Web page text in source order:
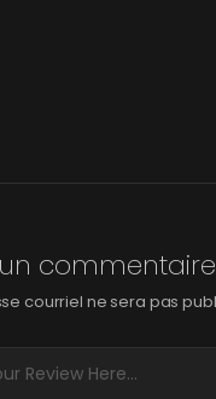
un commentaire
courriel ne sera pas